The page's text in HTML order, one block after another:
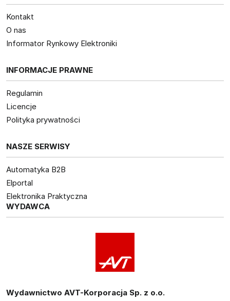
Kontakt
O nas
Informator Rynkowy Elektroniki
INFORMACJE PRAWNE
Regulamin
Licencje
Polityka prywatności
NASZE SERWISY
Automatyka B2B
Elportal
Elektronika Praktyczna
WYDAWCA
Wydawnictwo AVT-Korporacja Sp. z o.o.